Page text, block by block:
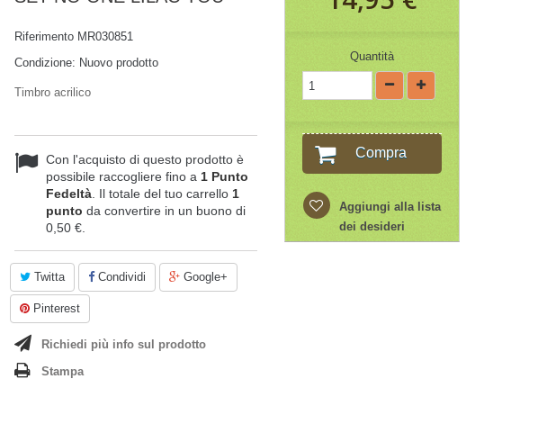
Riferimento MR030851
Condizione: Nuovo prodotto
Timbro acrilico
Con l'acquisto di questo prodotto è
possibile raccogliere fino a 1 Punto
Fedeltà . Il totale del tuo carrello 1
punto da convertire in un buono di
0,50 €
Twitta Condividi Google+
Pinterest
Richiedi più info sul prodotto
Stampa
Quantità
Compra
Aggiungi alla lista
dei desideri